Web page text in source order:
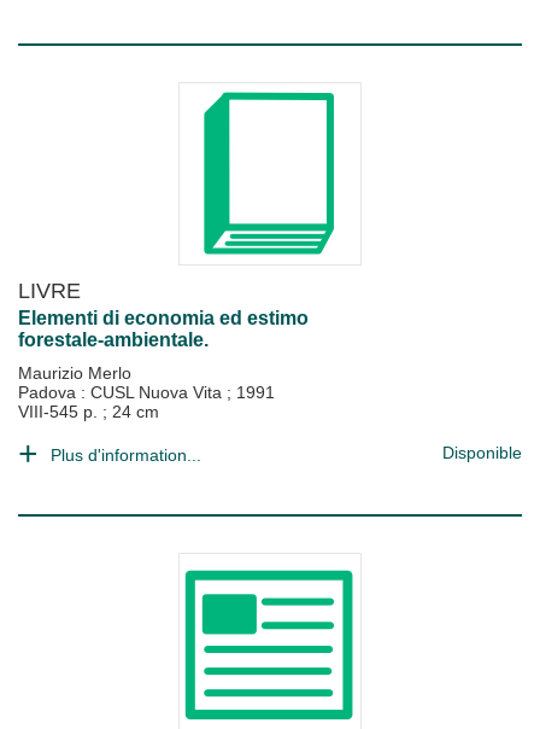
LIVRE
Elementi di economia ed estimo
forestale-ambientale.
Maurizio Merlo
Padova : CUSL Nuova Vita ; 1991
VIII-545 p. ; 24 cm
Plus d'information... Disponible